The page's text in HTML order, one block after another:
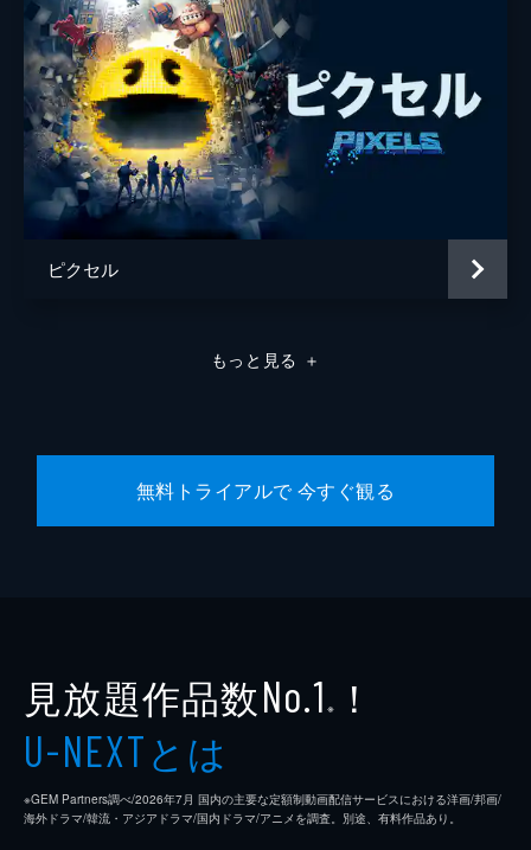
ピクセル
もっと見る ＋
無料トライアルで 今すぐ観る
見放題作品数No.1 ※ ！
U-NEXTとは
※GEM Partners調べ/2026年7⽉ 国内の主要な定額制動画配信サービスにおける洋画/邦画/
海外ドラマ/韓流・アジアドラマ/国内ドラマ/アニメを調査。別途、有料作品あり。